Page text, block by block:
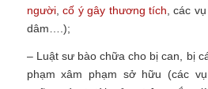
người,cố ý gây thương tích, các
dâm….);
– Luật sư bào chữa cho bị can, bị
phạm xâm phạm sở hữu (các